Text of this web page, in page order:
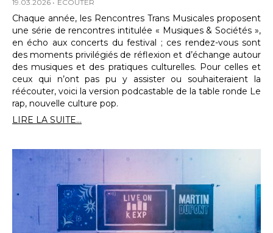
19.03.2026 ECOUTER
Chaque année, les Rencontres Trans Musicales proposent
une série de rencontres intitulée « Musiques & Sociétés »,
en écho aux concerts du festival ; ces rendez-vous sont
des moments privilégiés de réflexion et d’échange autour
des musiques et des pratiques culturelles. Pour celles et
ceux qui n’ont pas pu y assister ou souhaiteraient la
réécouter, voici la version podcastable de la table ronde Le
rap, nouvelle culture pop.
LIRE LA SUITE...